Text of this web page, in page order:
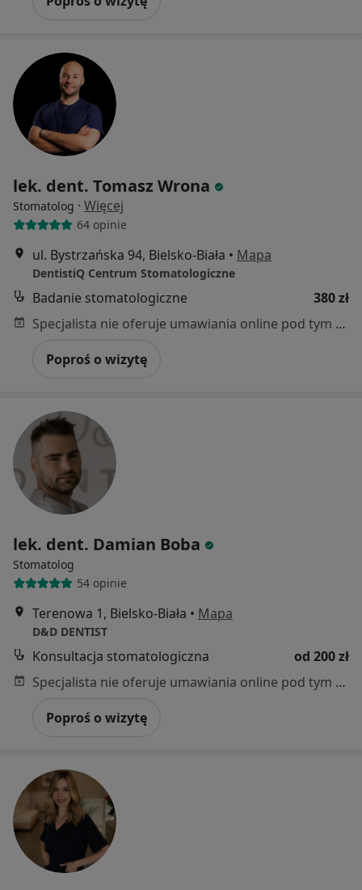
lek. dent. Tomasz Wrona
Stomatolog · Więcej
64 opinie
ul. Bystrzańska 94, Bielsko-Biała • Mapa
DentistiQ Centrum Stomatologiczne
Badanie stomatologiczne
380 zł
Specjalista nie oferuje umawiania online pod tym adresem.
Poproś o wizytę
lek. dent. Damian Boba
Stomatolog
54 opinie
Terenowa 1, Bielsko-Biała • Mapa
D&D DENTIST
Konsultacja stomatologiczna
od 200 zł
Specjalista nie oferuje umawiania online pod tym adresem.
Poproś o wizytę